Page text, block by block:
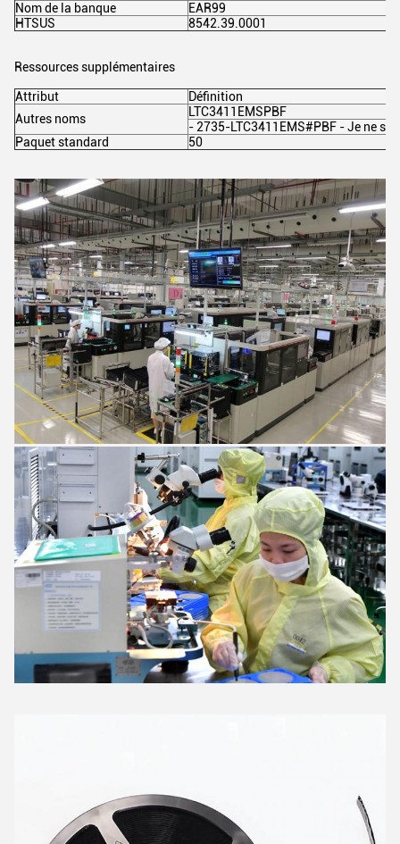
Nom de la banque
EAR99
HTSUS
8542.39.0001
Ressources supplémentaires
Attribut
Définition
Autres noms
LTC3411EMSPBF
- 2735-LTC3411EMS#PBF - Je ne
Paquet standard
50